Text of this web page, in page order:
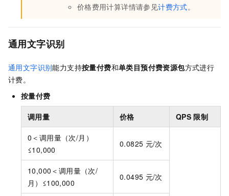
价格费用计算详情请参见计费方式。
通用文字识别
通用文字识别能力支持按量付费和单类目预付费资源包方式进行
计费。
按量付费
调用量 价格 QPS 限制
0＜调用量（次/月）
≤10,000
0.0825 元/次
10,000＜调用量（次/
月）≤100,000
0.0495 元/次